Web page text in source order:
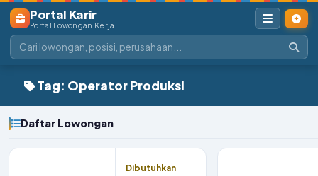
Portal Karir
Portal Lowongan Kerja
Tag: Operator Produksi
Daftar Lowongan
Dibutuhkan